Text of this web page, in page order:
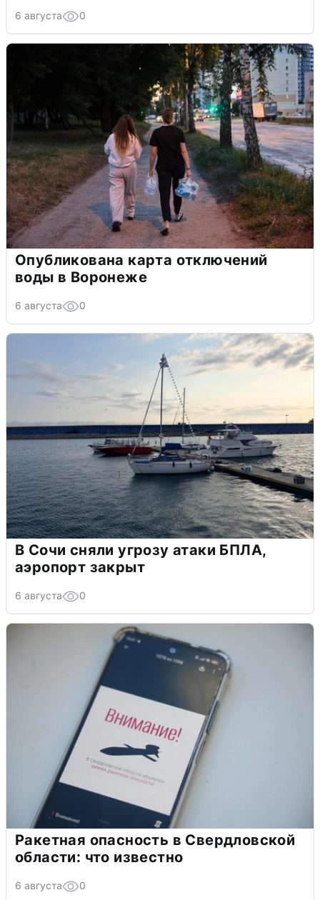
6 августа 0
Опубликована карта отключений
воды в Воронеже
6 августа 0
В Сочи сняли угрозу атаки БПЛА,
аэропорт закрыт
6 августа 0
Ракетная опасность в Свердловской
области: что известно
6 августа 0